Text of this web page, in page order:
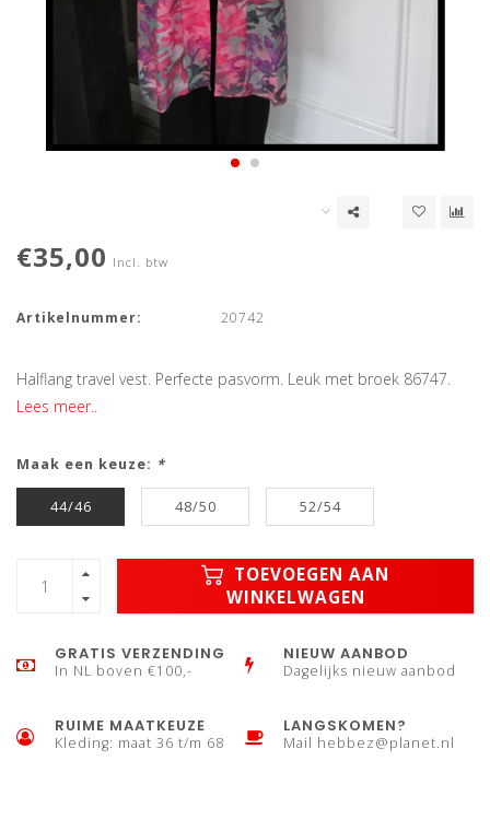
€35,00 Incl. btw
Artikelnummer: 20742
Halflang travel vest. Perfecte pasvorm. Leuk met broek 86747.
Lees meer..
Maak een keuze: *
44/46 48/50 52/54
TOEVOEGEN AAN
WINKELWAGEN
GRATIS VERZENDING
In NL boven €100,-
NIEUW AANBOD
Dagelijks nieuw aanbod
RUIME MAATKEUZE
Kleding: maat 36 t/m 68
LANGSKOMEN?
Mail hebbez@planet.nl